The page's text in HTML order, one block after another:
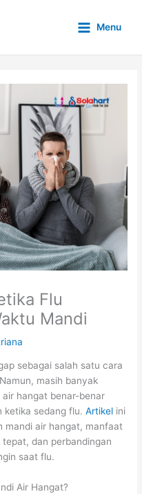
Menu
Flu
Mandi
sebagai salah satu cara
masih banyak
hangat benar-benar
ketika sedang flu.Artikel ini
mandi air hangat, manfaat
dan perbandingan
saat flu.
Air Hangat?